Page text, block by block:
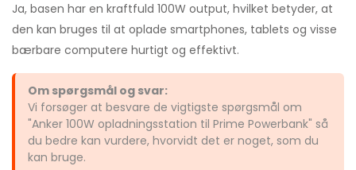
Ja, basen har en kraftfuld 100W output, hvilket betyder, at
den kan bruges til at oplade smartphones, tablets og visse
bærbare computere hurtigt og effektivt.
Om spørgsmål og svar:
Vi forsøger at besvare de vigtigste spørgsmål om
"Anker 100W opladningsstation til Prime Powerbank" så
du bedre kan vurdere, hvorvidt det er noget, som du
kan bruge.